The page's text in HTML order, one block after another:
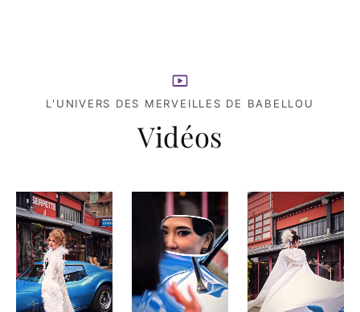
L'UNIVERS DES MERVEILLES DE BABELLOU
Vidéos